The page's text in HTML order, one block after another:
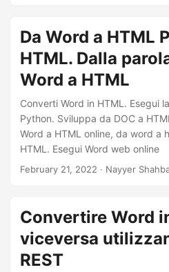
Da Word a HTML
HTML. Dalla
Word a HTML
Converti Word in HTML. Esegui
Python. Sviluppa da DOC a
Word a HTML online, da word a
HTML. Esegui Word web online
February 21, 2022 · Nayyer
Convertire Word
viceversa
REST